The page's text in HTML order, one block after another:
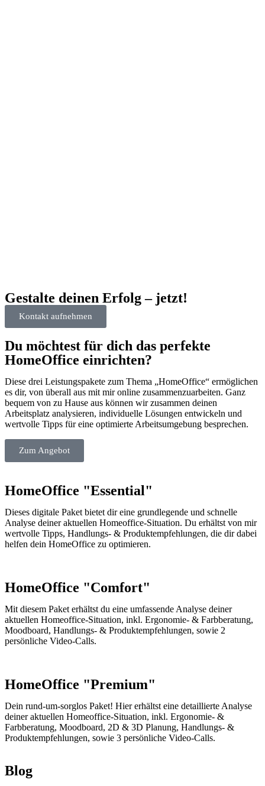
Gestalte deinen Erfolg – jetzt!
Kontakt aufnehmen
Du möchtest für dich das perfekte
HomeOffice einrichten?
Diese drei Leistungspakete zum Thema „HomeOffice“ ermöglichen
es dir, von überall aus mit mir online zusammenzuarbeiten. Ganz
bequem von zu Hause aus können wir zusammen deinen
Arbeitsplatz analysieren, individuelle Lösungen entwickeln und
wertvolle Tipps für eine optimierte Arbeitsumgebung besprechen.
Zum Angebot
HomeOffice "Essential"
Dieses digitale Paket bietet dir eine grundlegende und schnelle
Analyse deiner aktuellen Homeoffice-Situation. Du erhältst von mir
wertvolle Tipps, Handlungs- & Produktempfehlungen, die dir dabei
helfen dein HomeOffice zu optimieren.
HomeOffice "Comfort"
Mit diesem Paket erhältst du eine umfassende Analyse deiner
aktuellen Homeoffice-Situation, inkl. Ergonomie- & Farbberatung,
Moodboard, Handlungs- & Produktempfehlungen, sowie 2
persönliche Video-Calls.
HomeOffice "Premium"
Dein rund-um-sorglos Paket! Hier erhältst eine detaillierte Analyse
deiner aktuellen Homeoffice-Situation, inkl. Ergonomie- &
Farbberatung, Moodboard, 2D & 3D Planung, Handlungs- &
Produktempfehlungen, sowie 3 persönliche Video-Calls.
Blog